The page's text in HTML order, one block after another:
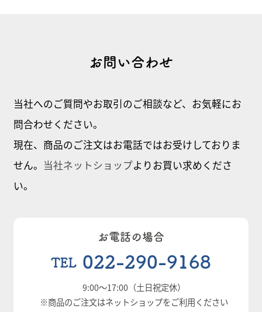
お問い合わせ
当社へのご質問やお取引のご相談など、お気軽にお
問合わせください。
現在、商品のご注文はお電話ではお受けしておりま
せん。 当社ネットショップよりお買い求めくださ
い。
お電話の場合
TEL 022-290-9168
9:00～17:00 （土日祝定休）
※商品のご注文はネットショップをご利用ください